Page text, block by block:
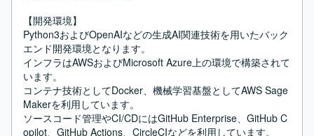
【開発環境】
Python3およびOpenAIなどの生成AI関連技術を用いたバック
エンド開発環境となります。
インフラはAWSおよびMicrosoft Azure上の環境で構築されて
います。
コンテナ技術としてDocker、機械学習基盤としてAWS Sage
Makerを利用しています。
ソースコード管理やCI/CDにはGitHub Enterprise、GitHub C
opilot、GitHub Actions、CircleCIなどを利用しています。